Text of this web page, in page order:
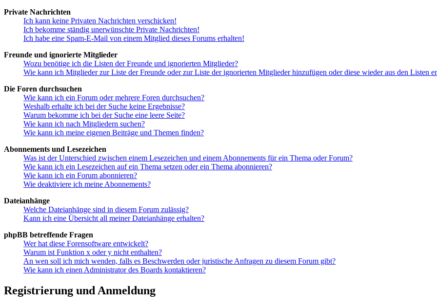
Private Nachrichten
Ich kann keine Privaten Nachrichten verschicken!
Ich bekomme ständig unerwünschte Private Nachrichten!
Ich habe eine Spam-E-Mail von einem Mitglied dieses Forums erhalten!
Freunde und ignorierte Mitglieder
Wozu benötige ich die Listen der Freunde und ignorierten Mitglieder?
Wie kann ich Mitglieder zur Liste der Freunde oder zur Liste der ignorierten Mitglieder hinzufügen oder diese wieder aus den Listen
Die Foren durchsuchen
Wie kann ich ein Forum oder mehrere Foren durchsuchen?
Weshalb erhalte ich bei der Suche keine Ergebnisse?
Warum bekomme ich bei der Suche eine leere Seite?
Wie kann ich nach Mitgliedern suchen?
Wie kann ich meine eigenen Beiträge und Themen finden?
Abonnements und Lesezeichen
Was ist der Unterschied zwischen einem Lesezeichen und einem Abonnements für ein Thema oder Forum?
Wie kann ich ein Lesezeichen auf ein Thema setzen oder ein Thema abonnieren?
Wie kann ich ein Forum abonnieren?
Wie deaktiviere ich meine Abonnements?
Dateianhänge
Welche Dateianhänge sind in diesem Forum zulässig?
Kann ich eine Übersicht all meiner Dateianhänge erhalten?
phpBB betreffende Fragen
Wer hat diese Forensoftware entwickelt?
Warum ist Funktion x oder y nicht enthalten?
An wen soll ich mich wenden, falls es Beschwerden oder juristische Anfragen zu diesem Forum gibt?
Wie kann ich einen Administrator des Boards kontaktieren?
Registrierung und Anmeldung